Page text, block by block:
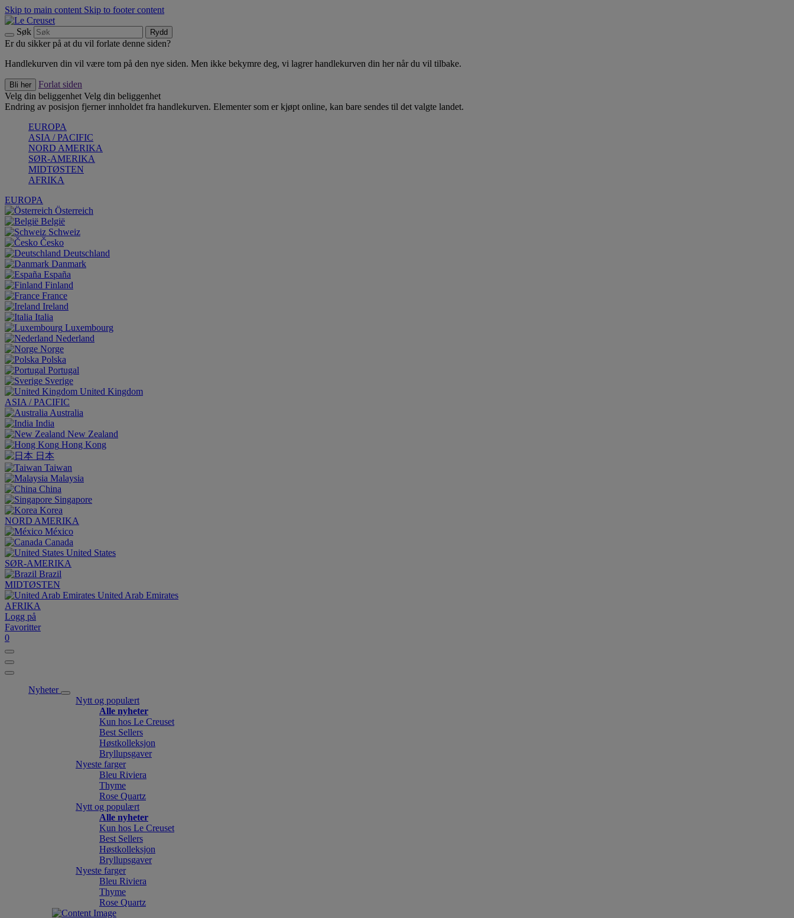
Skip to main content Skip to footer content
Søk Rydd
Er du sikker på at du vil forlate denne siden?
Handlekurven din vil være tom på den nye siden. Men ikke bekymre deg, vi lagrer handlekurven din her når du vil tilbake.
Bli her
Forlat siden
Velg din beliggenhet Velg din beliggenhet
Endring av posisjon fjerner innholdet fra handlekurven. Elementer som er kjøpt online, kan bare sendes til det valgte landet.
EUROPA
ASIA / PACIFIC
NORD AMERIKA
SØR-AMERIKA
MIDTØSTEN
AFRIKA
EUROPA
Österreich
België
Schweiz
Česko
Deutschland
Danmark
España
Finland
France
Ireland
Italia
Luxembourg
Nederland
Norge
Polska
Portugal
Sverige
United Kingdom
ASIA / PACIFIC
Australia
India
New Zealand
Hong Kong
日本
Taiwan
Malaysia
China
Singapore
Korea
NORD AMERIKA
México
Canada
United States
SØR-AMERIKA
Brazil
MIDTØSTEN
United Arab Emirates
AFRIKA
Logg på
Favoritter
0
Nyheter
Nytt og populært
Alle nyheter
Kun hos Le Creuset
Best Sellers
Høstkolleksjon
Bryllupsgaver
Nyeste farger
Bleu Riviera
Thyme
Rose Quartz
Nytt og populært
Alle nyheter
Kun hos Le Creuset
Best Sellers
Høstkolleksjon
Bryllupsgaver
Nyeste farger
Bleu Riviera
Thyme
Rose Quartz